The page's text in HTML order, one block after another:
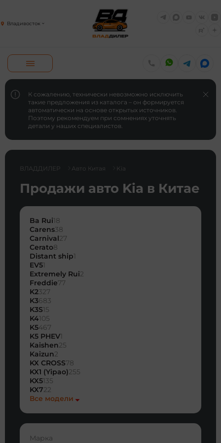
Владивосток
К сожалению, технически невозможно исключить
такие предложения из каталога – он формируется
автоматически на основе открытых источников.
Поэтому рекомендуем при сомнениях уточнять
детали у наших специалистов.
ВЛАДДИЛЕР Авто Китая Kia
Продажи авто Kia в Китае
Ba Rui18
Carens38
Carnival27
Cerato8
Distant ship1
EV51
Extremely Rui2
Freddie77
K2327
K3683
K3S15
K4105
K5467
K5 PHEV1
Kaishen25
Kaizun2
KX CROSS78
KX1 (Yipao)255
KX5135
KX722
Все модели
Марка